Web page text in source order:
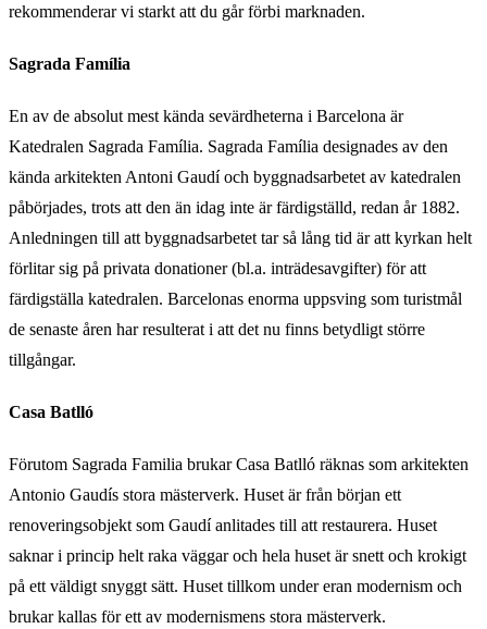
rekommenderar vi starkt att du går förbi marknaden.
Sagrada Família
En av de absolut mest kända sevärdheterna i Barcelona är
Katedralen Sagrada Família. Sagrada Família designades av den
kända arkitekten Antoni Gaudí och byggnadsarbetet av katedralen
påbörjades, trots att den än idag inte är färdigställd, redan år 1882.
Anledningen till att byggnadsarbetet tar så lång tid är att kyrkan helt
förlitar sig på privata donationer (bl.a. inträdesavgifter) för att
färdigställa katedralen. Barcelonas enorma uppsving som turistmål
de senaste åren har resulterat i att det nu finns betydligt större
tillgångar.
Casa Batlló
Förutom Sagrada Familia brukar Casa Batlló räknas som arkitekten
Antonio Gaudís stora mästerverk. Huset är från början ett
renoveringsobjekt som Gaudí anlitades till att restaurera. Huset
saknar i princip helt raka väggar och hela huset är snett och krokigt
på ett väldigt snyggt sätt. Huset tillkom under eran modernism och
brukar kallas för ett av modernismens stora mästerverk.